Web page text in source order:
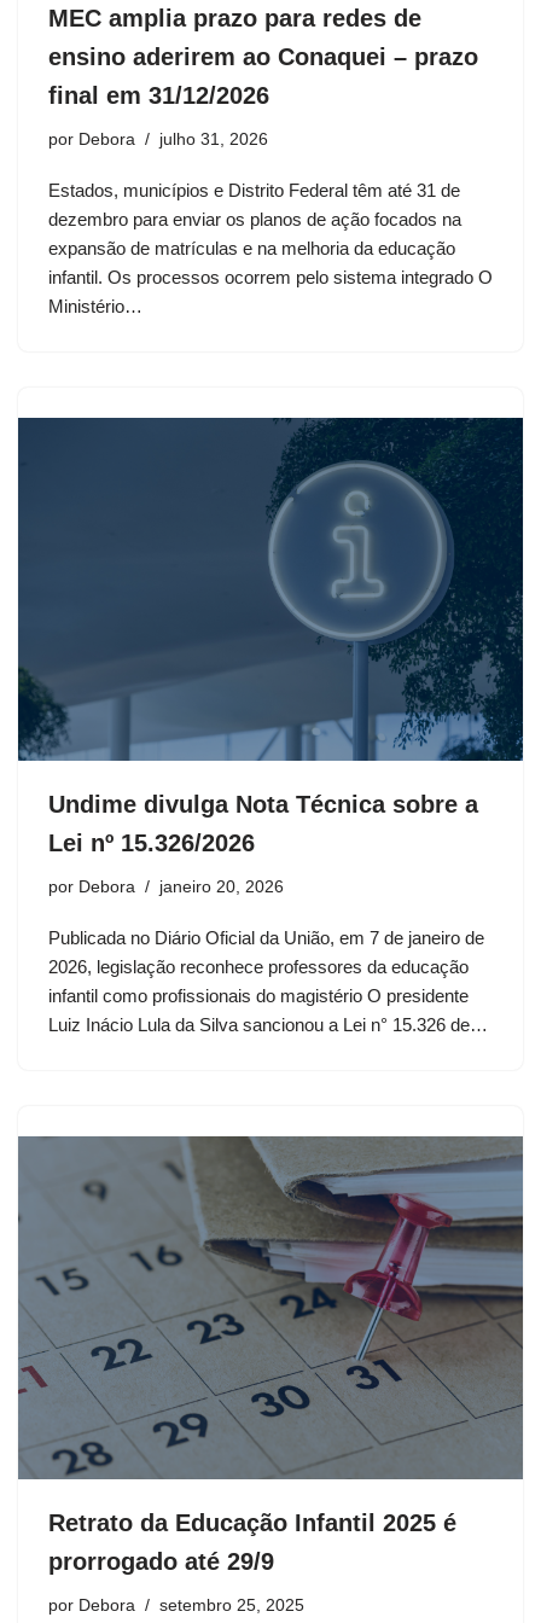
MEC amplia prazo para redes de
ensino aderirem ao Conaquei – prazo
final em 31/12/2026
por Debora julho 31, 2026
Estados, municípios e Distrito Federal têm até 31 de
dezembro para enviar os planos de ação focados na
expansão de matrículas e na melhoria da educação
infantil. Os processos ocorrem pelo sistema integrado O
Ministério…
Undime divulga Nota Técnica sobre a
Lei nº 15.326/2026
por Debora janeiro 20, 2026
Publicada no Diário Oficial da União, em 7 de janeiro de
2026, legislação reconhece professores da educação
infantil como profissionais do magistério O presidente
Luiz Inácio Lula da Silva sancionou a Lei n° 15.326 de…
Retrato da Educação Infantil 2025 é
prorrogado até 29/9
por Debora setembro 25, 2025